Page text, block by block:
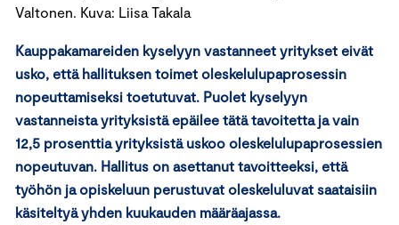
Valtonen. Kuva: Liisa Takala
Kauppakamareiden kyselyyn vastanneet yritykset eivät
usko, että hallituksen toimet oleskelulupaprosessin
nopeuttamiseksi toetutuvat. Puolet kyselyyn
vastanneista yrityksistä epäilee tätä tavoitetta ja vain
12,5 prosenttia yrityksistä uskoo oleskelulupaprosessien
nopeutuvan. Hallitus on asettanut tavoitteeksi, että
työhön ja opiskeluun perustuvat oleskeluluvat saataisiin
käsiteltyä yhden kuukauden määräajassa.